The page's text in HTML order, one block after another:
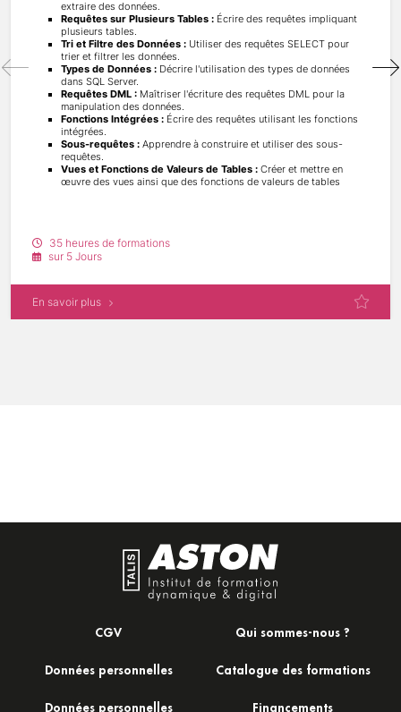
extraire des données.
Requêtes sur Plusieurs Tables : Écrire des requêtes impliquant
plusieurs tables.
Tri et Filtre des Données : Utiliser des requêtes SELECT pour
trier et filtrer les données.
Types de Données : Décrire l'utilisation des types de données
dans SQL Server.
Requêtes DML : Maîtriser l'écriture des requêtes DML pour la
manipulation des données.
Fonctions Intégrées : Écrire des requêtes utilisant les fonctions
intégrées.
Sous-requêtes : Apprendre à construire et utiliser des sous-
requêtes.
Vues et Fonctions de Valeurs de Tables : Créer et mettre en
œuvre des vues ainsi que des fonctions de valeurs de tables
35 heures de formations
sur 5 Jours
En savoir plus
CGV
Données personnelles
Données personnelles
Qui sommes-nous ?
Catalogue des formations
Financements